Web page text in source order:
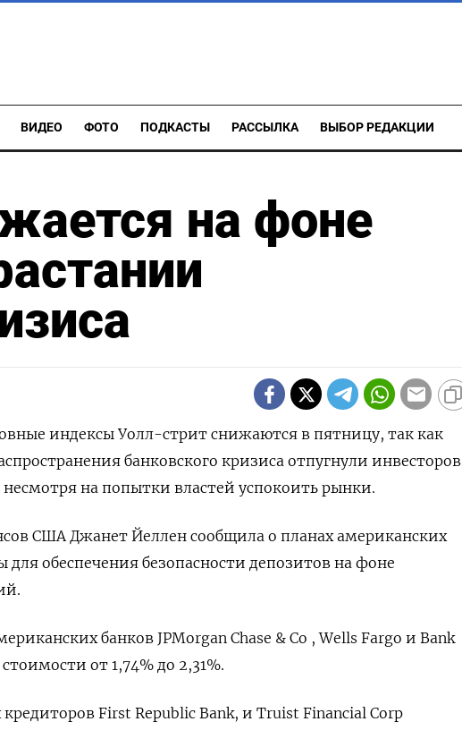
ВИДЕО ФОТО ПОДКАСТЫ РАССЫЛКА ВЫБОР РЕДАКЦИИ
на фоне
индексы Уолл-стрит снижаются в пятницу, так как
банковского кризиса отпугнули инвесторов
на попытки властей успокоить рынки.
США Джанет Йеллен сообщила о планах американских
для обеспечения безопасности депозитов на фоне
банков JPMorgan Chase & Co , Wells Fargo и Bank
от 1,74% до 2,31%.
First Republic Bank, и Truist Financial Corp